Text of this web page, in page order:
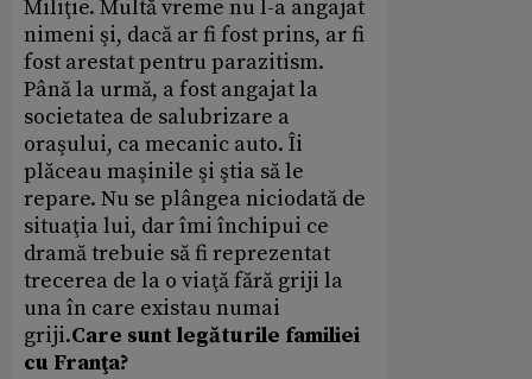
Miliţie. Multă vreme nu l-a angajat
nimeni şi, dacă ar fi fost prins, ar fi
fost arestat pentru parazitism.
Până la urmă, a fost angajat la
societatea de salubrizare a
oraşului, ca mecanic auto. Îi
plăceau maşinile şi ştia să le
repare. Nu se plângea niciodată de
situaţia lui, dar îmi închipui ce
dramă trebuie să fi reprezentat
trecerea de la o viaţă fără griji la
una în care existau numai
griji.Care sunt legăturile familiei
cu Franţa?